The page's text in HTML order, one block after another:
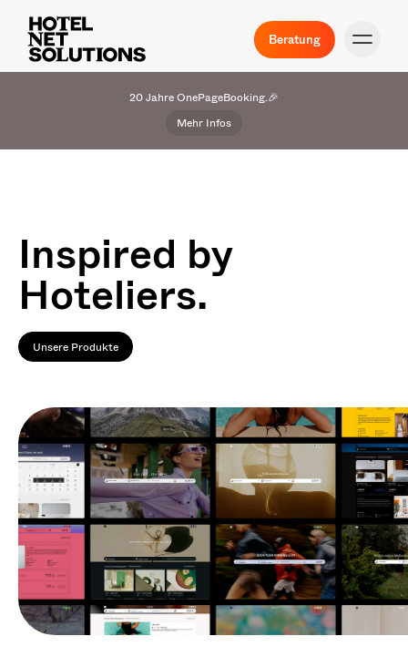
Beratung
20 Jahre OnePageBooking.🎉
Mehr Infos
Inspired by
Hoteliers.
Unsere Produkte